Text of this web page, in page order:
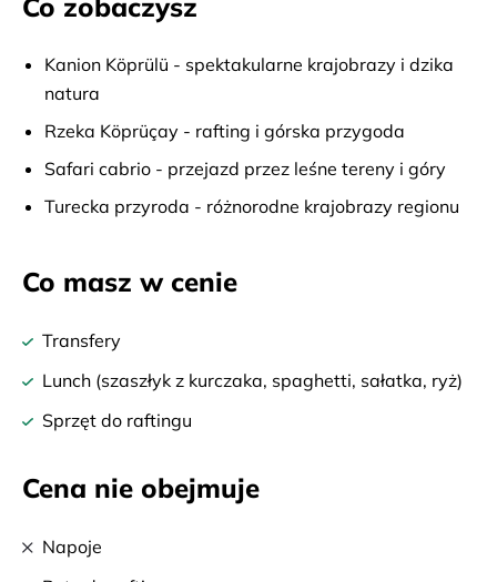
Co zobaczysz
Kanion Köprülü - spektakularne krajobrazy i dzika
natura
Rzeka Köprüçay - rafting i górska przygoda
Safari cabrio - przejazd przez leśne tereny i góry
Turecka przyroda - różnorodne krajobrazy regionu
Co masz w cenie
Transfery
Lunch (szaszłyk z kurczaka, spaghetti, sałatka, ryż)
Sprzęt do raftingu
Cena nie obejmuje
Napoje